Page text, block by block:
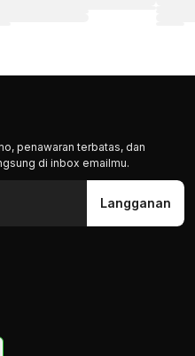
penawaran terbatas, dan
di inbox emailmu.
Langganan